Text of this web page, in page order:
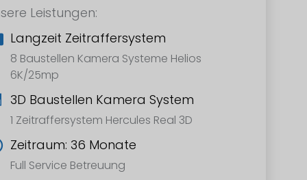
Leistungen:
Langzeit Zeitraffersystem
8 Baustellen Kamera Systeme Helios
6K/25mp
3D Baustellen Kamera System
1 Zeitraffersystem Hercules Real 3D
Zeitraum: 36 Monate
Full Service Betreuung